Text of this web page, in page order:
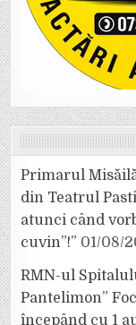
Primarul
din Teatrul
atunci când
cuvin”!” 01/08/
RMN-ul
Pantelimon”
începând cu 1